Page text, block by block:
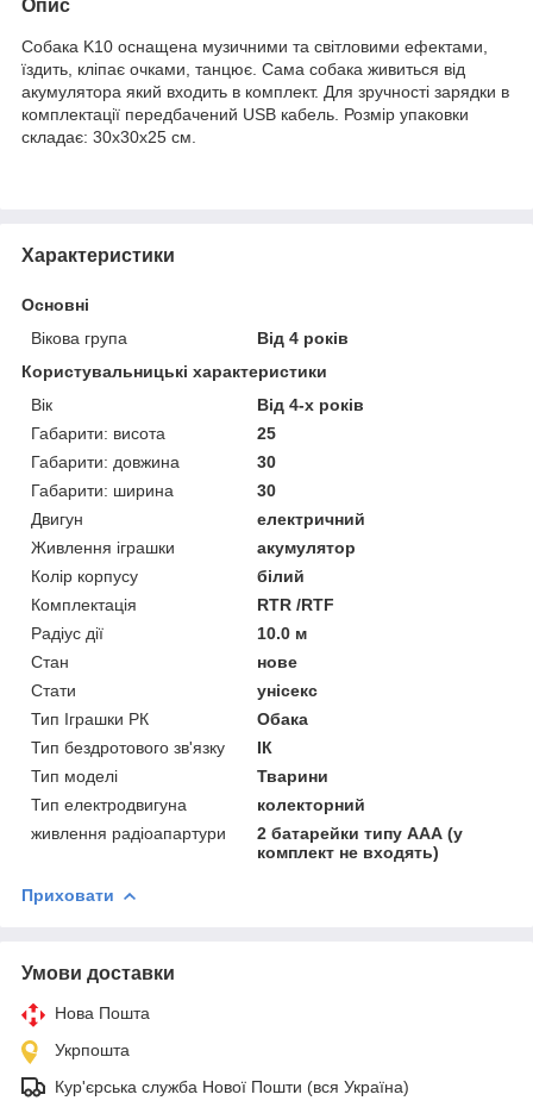
Опис
Собака K10 оснащена музичними та світловими ефектами,
їздить, кліпає очками, танцює. Сама собака живиться від
акумулятора який входить в комплект. Для зручності зарядки в
комплектації передбачений USB кабель. Розмір упаковки
складає: 30х30х25 см.
Характеристики
Основні
Вікова група
Від 4 років
Користувальницькі характеристики
Вік
Від 4-х років
Габарити: висота
25
Габарити: довжина
30
Габарити: ширина
30
Двигун
електричний
Живлення іграшки
акумулятор
Колір корпусу
білий
Комплектація
RTR /RTF
Радіус дії
10.0 м
Стан
нове
Стати
унісекс
Тип Іграшки РК
Обака
Тип бездротового зв'язку
ІК
Тип моделі
Тварини
Тип електродвигуна
колекторний
живлення радіоапартури
2 батарейки типу ААА (у
комплект не входять)
Приховати
Умови доставки
Нова Пошта
Укрпошта
Кур'єрська служба Нової Пошти (вся Україна)